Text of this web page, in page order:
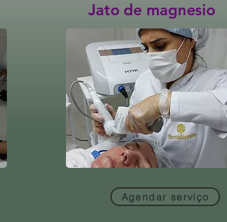
Jato de magnesio
Agendar serviço